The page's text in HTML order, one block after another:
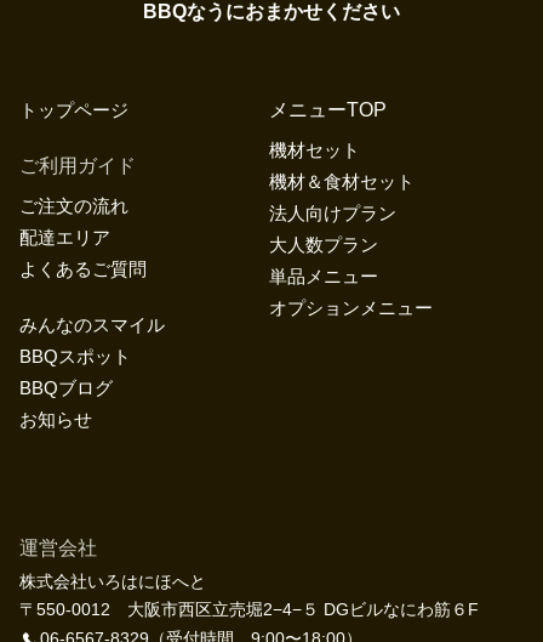
BBQなうにおまかせください
運営会社
株式会社いろはにほへと
〒550-0012 大阪市西区立売堀2−4−５ DGビルなにわ筋６F
トップページ
メニューTOP
機材セット
機材＆食材セット
法人向けプラン
大人数プラン
単品メニュー
オプションメニュー
ご利用ガイド
ご注文の流れ
配達エリア
よくあるご質問
みんなのスマイル
BBQスポット
BBQブログ
お知らせ